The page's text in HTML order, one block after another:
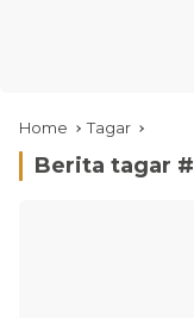
Home Tagar
Berita tagar #